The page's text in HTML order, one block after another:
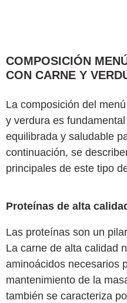
COMPOSICIÓN
CON CARNE Y
La composición del
y verdura es
equilibrada y saludable
continuación, se
principales de este tipo
Proteínas de alta
Las proteínas son un
La carne de alta calidad
aminoácidos necesarios
mantenimiento de la
también se caracteriza